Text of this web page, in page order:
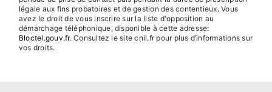
légale aux fins probatoires et de gestion des contentieux. Vous
avez le droit de vous inscrire sur la liste d'opposition au
démarchage téléphonique, disponible à cette adresse:
Bloctel.gouv.fr. Consultez le site cnil.fr pour plus d’informations sur
vos droits.